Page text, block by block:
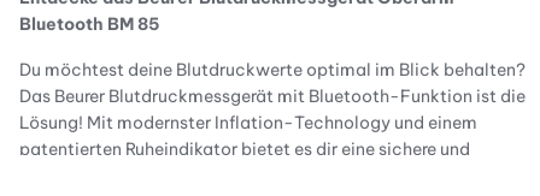
Bluetooth BM 85
Du möchtest deine Blutdruckwerte optimal im Blick behalten?
Das Beurer Blutdruckmessgerät mit Bluetooth-Funktion ist die
Lösung! Mit modernster Inflation-Technology und einem
patentierten Ruheindikator bietet es dir eine sichere und